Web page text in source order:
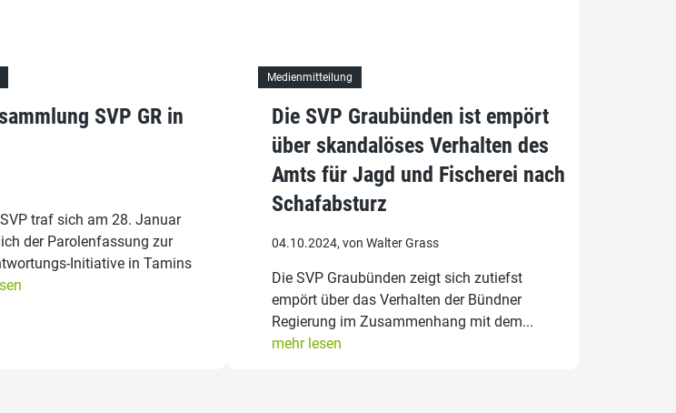
SVP GR in
traf sich am 28. Januar
der Parolenfassung zur
Initiative in Tamins
Medienmitteilung
Die SVP Graubünden ist empört
über skandalöses Verhalten des
Amts für Jagd und Fischerei nach
Schafabsturz
04.10.2024, von Walter Grass
Die SVP Graubünden zeigt sich zutiefst
empört über das Verhalten der Bündner
Regierung im Zusammenhang mit dem...
mehr lesen